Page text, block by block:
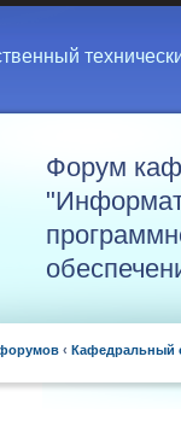
Форум
‹ Кафедральный